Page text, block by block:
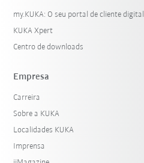
my.KUKA: O seu portal de cliente digital
KUKA Xpert
Centro de downloads
Empresa
Carreira
Sobre a KUKA
Localidades KUKA
Imprensa